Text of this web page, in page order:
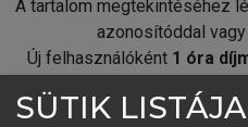
A tartalom megtekintéséhez
azonosítóddal
Új felhasználóként 1 óra
SÜTIK LISTÁJA